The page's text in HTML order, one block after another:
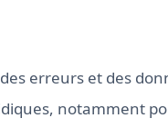
erreurs et des
notamment